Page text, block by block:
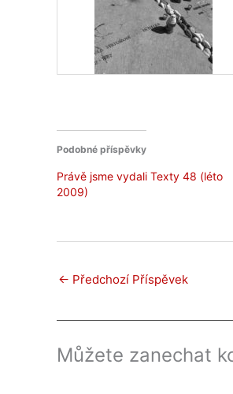
Podobné příspěvky
Právě jsme vydali Texty 48 (léto
2009)
← Předchozí Příspěvek
Můžete zanechat